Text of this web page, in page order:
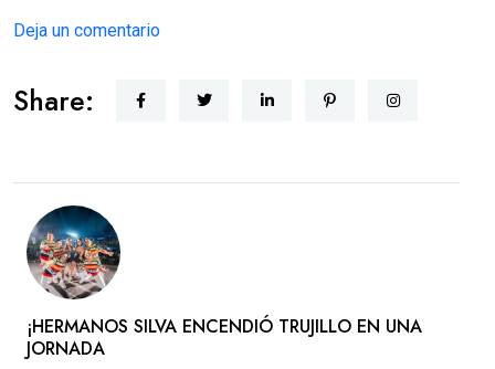
Deja un comentario
Share:
​¡HERMANOS SILVA ENCENDIÓ TRUJILLO EN UNA
JORNADA